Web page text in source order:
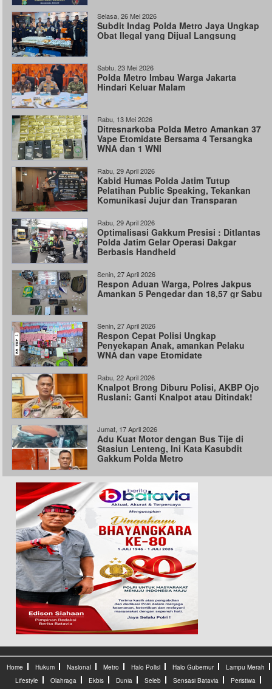
Selasa, 26 Mei 2026
Subdit Indag Polda Metro Jaya Ungkap
Obat Ilegal yang Dijual Langsung
Sabtu, 23 Mei 2026
Polda Metro Imbau Warga Jakarta
Hindari Keluar Malam
Rabu, 13 Mei 2026
Ditresnarkoba Polda Metro Amankan 37
Vape Etomidate Bersama 4 Tersangka
WNA dan 1 WNI
Rabu, 29 April 2026
Kabid Humas Polda Jatim Tutup
Pelatihan Public Speaking, Tekankan
Komunikasi Jujur dan Transparan
Rabu, 29 April 2026
Optimalisasi Gakkum Presisi : Ditlantas
Polda Jatim Gelar Operasi Dakgar
Berbasis Handheld
Senin, 27 April 2026
Respon Aduan Warga, Polres Jakpus
Amankan 5 Pengedar dan 18,57 gr Sabu
Senin, 27 April 2026
Respon Cepat Polisi Ungkap
Penyekapan Anak, amankan Pelaku
WNA dan vape Etomidate
Rabu, 22 April 2026
Knalpot Brong Diburu Polisi, AKBP Ojo
Ruslani: Ganti Knalpot atau Ditindak!
Jumat, 17 April 2026
Adu Kuat Motor dengan Bus Tije di
Stasiun Lenteng, Ini Kata Kasubdit
Gakkum Polda Metro
Home Hukum Nasional Metro Halo Polisi Halo Gubernur
Lampu Merah
Lifestyle
Olahraga Ekbis Dunia Seleb Sensasi Batavia Peristiwa